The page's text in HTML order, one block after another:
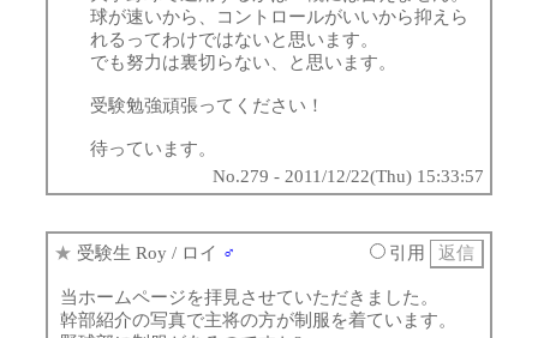
球が速いから、コントロールがいいから抑えら
れるってわけではないと思います。
でも努力は裏切らない、と思います。
受験勉強頑張ってください！
待っています。
No.279 - 2011/12/22(Thu) 15:33:57
★ 受験生 Roy / ロイ ♂ 引用
当ホームページを拝見させていただきました。
幹部紹介の写真で主将の方が制服を着ています。